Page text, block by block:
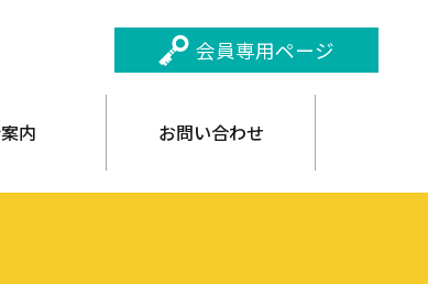
会員専用ページ
内 お問い合わせ